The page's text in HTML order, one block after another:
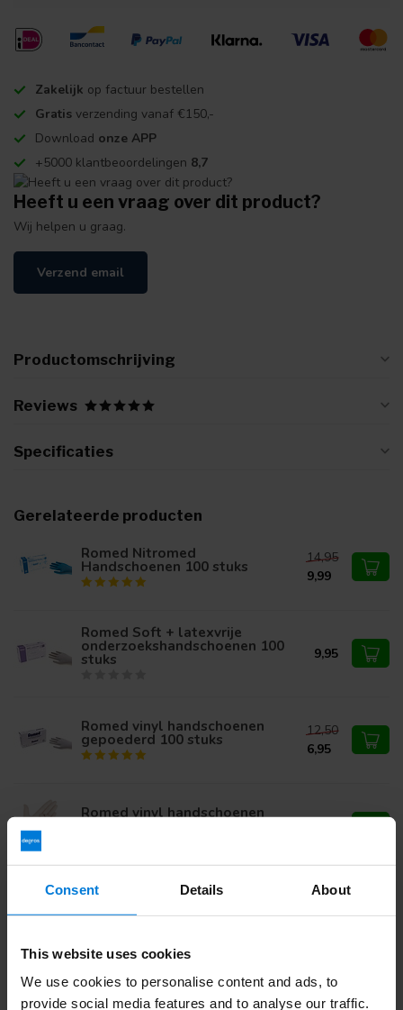
Consent Details About
This website uses cookies
We use cookies to personalise content and ads, to
provide social media features and to analyse our traffic.
Zakelijk op factuur bestellen
Gratis verzending vanaf €150,-
Download onze APP
+5000 klantbeoordelingen 8,7
Heeft u een vraag over dit product?
Wij helpen u graag.
Verzend email
Productomschrijving
Reviews
Specificaties
Gerelateerde producten
Romed Nitromed
Handschoenen 100 stuks
14,95
9,99
Romed Soft + latexvrije
onderzoekshandschoenen 100
stuks 9,95
Romed vinyl handschoenen
gepoederd 100 stuks
12,50
6,95
Romed vinyl handschoenen
Romed vinyl handschoenen
gepoederd blauw 100 stuks 9,95
Heb je vragen over dit product?